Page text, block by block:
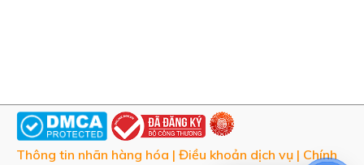
Thông tin nhãn hàng hóa | Điều khoản dịch vụ | Chính